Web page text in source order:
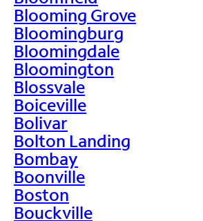
Blooming Grove
Bloomingburg
Bloomingdale
Bloomington
Blossvale
Boiceville
Bolivar
Bolton Landing
Bombay
Boonville
Boston
Bouckville